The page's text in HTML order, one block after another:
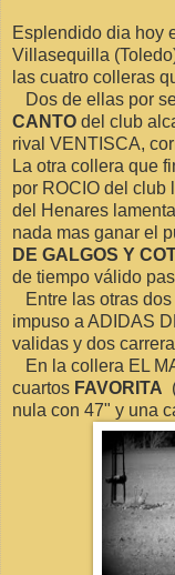
Esplendido dia hoy
Villasequilla
las cuatro colleras
Dos de ellas por
CANTO del club
rival VENTISCA,
La otra collera que
por ROCIO del club
del Henares
nada mas ganar el
DE GALGOS Y
de tiempo válido
Entre las otras
impuso a ADIDAS
validas y dos
En la collera EL
cuartos FAVORITA
nula con 47" y una